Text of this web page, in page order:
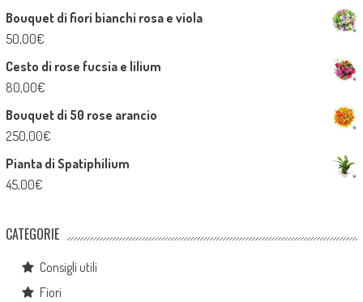
Bouquet di fiori bianchi rosa e viola
50,00€
Cesto di rose fucsia e lilium
80,00€
Bouquet di 50 rose arancio
250,00€
Pianta di Spatiphilium
45,00€
CATEGORIE
Consigli utili
Fiori